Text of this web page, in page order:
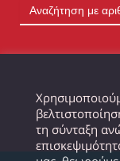
τη σύνταξη